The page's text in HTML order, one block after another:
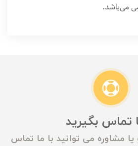
می‌باشد.
تماس بگیرید
مشاوره می توانید با ما تماس